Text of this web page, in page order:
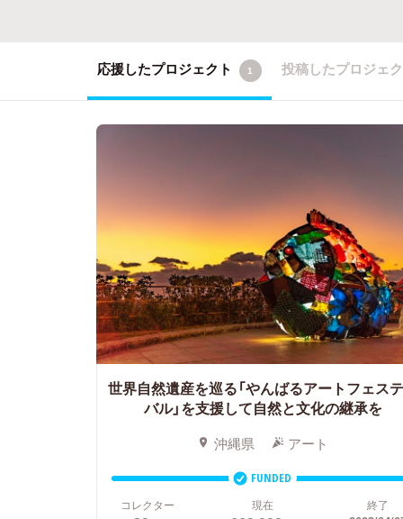
応援したプロジェクト 1 投稿したプロジェ
世界自然遺産を巡る「やんばるアートフェス
バル」を支援して自然と文化の継承を
沖縄県 アート
FUNDED
コレクター
現在 終了